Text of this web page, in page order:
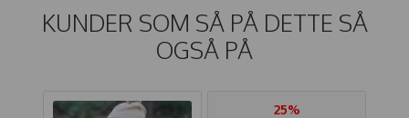
KUNDER SOM SÅ PÅ DETTE SÅ
OGSÅ PÅ
25%